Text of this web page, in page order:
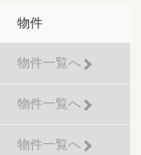
物件
物件一覧へ
物件一覧へ
物件一覧へ